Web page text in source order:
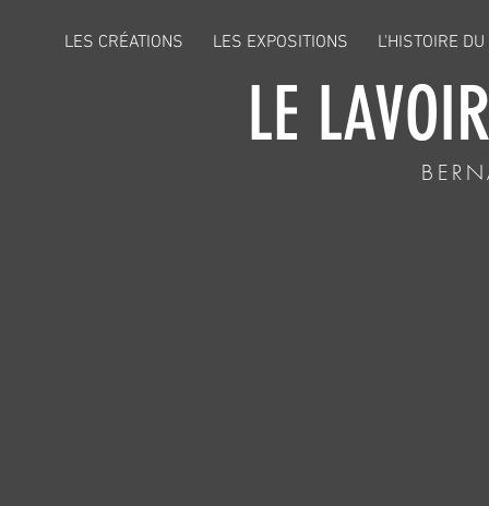
LES CRÉATIONS LES EXPOSITIONS L'HISTOIRE
LE